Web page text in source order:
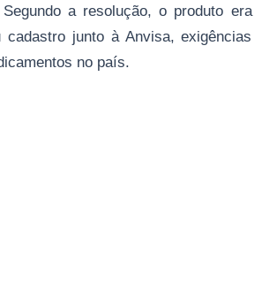
a resolução, o produto era
junto à Anvisa, exigências
no país.